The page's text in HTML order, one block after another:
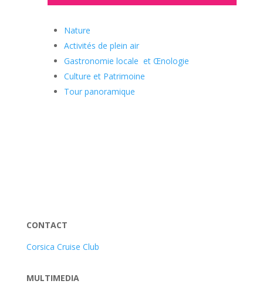
Nature
Activités de plein air
Gastronomie locale et Œnologie
Culture et Patrimoine
Tour panoramique
CONTACT
Corsica Cruise Club
MULTIMEDIA